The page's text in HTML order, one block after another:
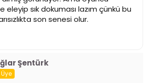
sık dokuması lazım çünkü bu
son senesi olur.
Şentürk
Üye